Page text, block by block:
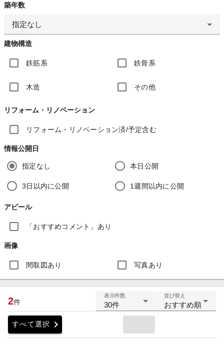
築年数
指定なし
建物構造
鉄筋系 鉄骨系
木造 その他
リフォーム・リノベーション
リフォーム・リノベーション済/予定含む
情報公開日
指定なし 本日公開
3日以内に公開 1週間以内に公開
アピール
「おすすめコメント」あり
画像
間取図あり 写真あり
2件
表示件数
30件
並び替え
おすすめ順
すべて選択 chevron_right